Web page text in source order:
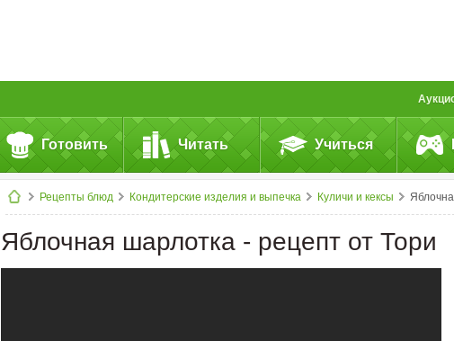
Готовить Читать Учиться
Рецепты блюд Кондитерские изделия и выпечка Куличи и кексы Яблочная шарлотка - рецепт от Тори
Яблочная шарлотка - рецепт от Тори